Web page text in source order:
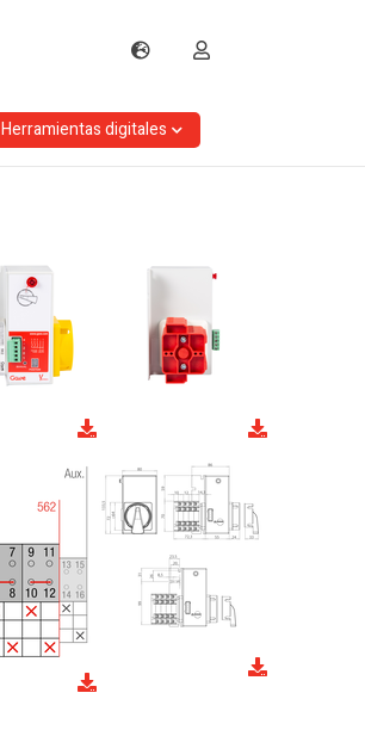
Herramientas digitales